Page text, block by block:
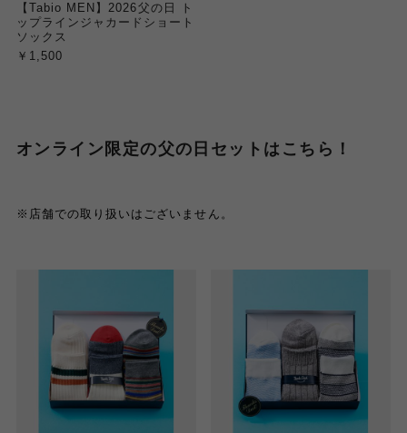
【Tabio MEN】2026父の日 ト
ップラインジャカードショート
ソックス
￥1,500
オンライン限定の父の日セットはこちら！
※店舗での取り扱いはございません。